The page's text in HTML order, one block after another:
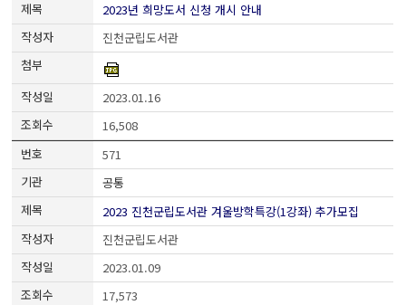
2023년 희망도서 신청 개시 안내
진천군립도서관
2023.01.16
16,508
571
공통
2023 진천군립도서관 겨울방학특강(1강좌) 추가모집
진천군립도서관
2023.01.09
17,573